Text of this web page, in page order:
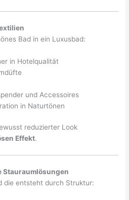
Bad in ein Luxusbad:
in Hotelqualität
und Accessoires
in Naturtönen
reduzierter Look
Effekt.
Stauraumlösungen
die entsteht durch Struktur: